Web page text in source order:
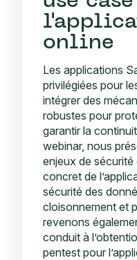
online
Les applications
privilégiées pour
intégrer des
robustes pour
garantir la
webinar, nous
enjeux de
concret de
sécurité des
cloisonnement et
revenons
conduit à
pentest pour